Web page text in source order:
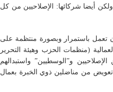
أيضا شركائها: الإصلاحيين من كل
تعمل باستمرار وبصورة منتظمة على
(منظمات الحزب وهيئة التحرير
الإصلاحيين و”الوسطيين” واستبدالهم
من مناضلين ذوي الخبرة بعمال